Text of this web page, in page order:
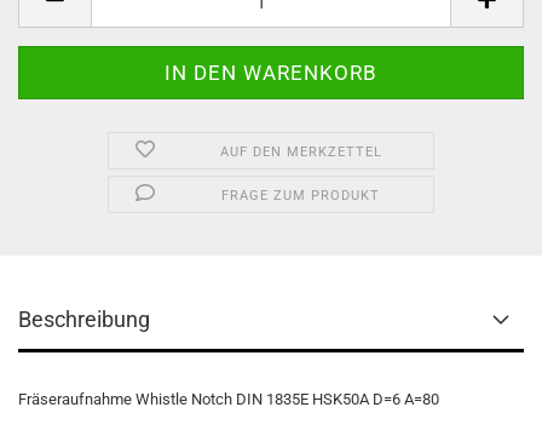
AUF DEN MERKZETTEL
FRAGE ZUM PRODUKT
Beschreibung
Fräseraufnahme Whistle Notch DIN 1835E HSK50A D=6 A=80